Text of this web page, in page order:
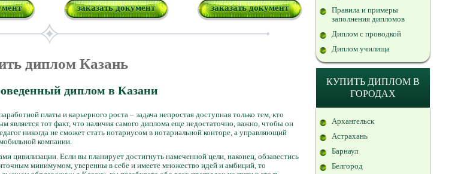
заказать документ заказать документ
диплом Казань
диплом в Казани
платы и карьерного роста – задача непростая доступная только тем, кто
тот факт, что наличия самого диплома еще недостаточно, важно, чтобы он
никогда не сможет стать нотариусом в нотариальной конторе, а управляющий
компании.
цивилизации. Если вы планирует достигнуть намеченной цели, наконец, обзавестись
минимумом, уверенны в себе и имеете множество идей и амбиций, то
Правила и примеры
заполнения дипломов
Диплом с проводкой
Диплом училища
КУПИТЬ ДИПЛОМ В
ГОРОДАХ
Архангельск
Астрахань
Барнаул
Белгород